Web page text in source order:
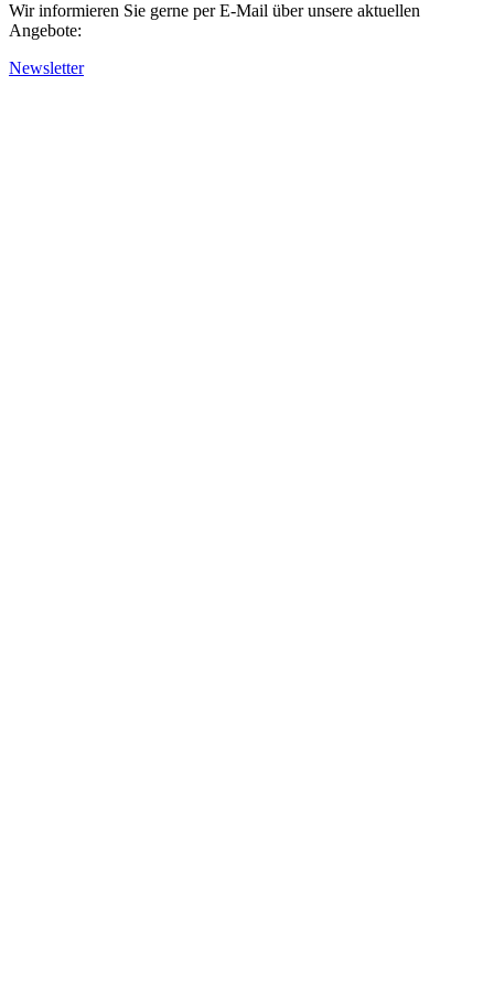
Wir informieren Sie gerne per E-Mail über unsere aktuellen
Angebote:
Newsletter